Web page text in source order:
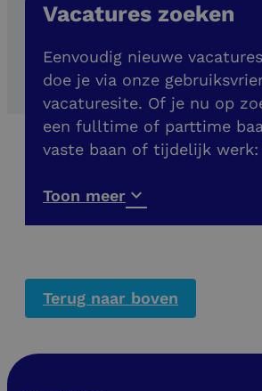
Vacatures zoeken
Eenvoudig nieuwe
doe je via onze
vacaturesite. Of je nu op
een fulltime of parttime
vaste baan of tijdelijk werk:
vacatures zonder diploma!
Toon meer
Terug naar boven